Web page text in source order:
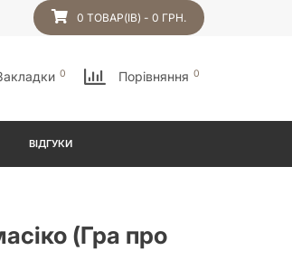
0 ТОВАР(ІВ) - 0 ГРН.
0 Порівняння 0
ВІДГУКИ
(Гра про